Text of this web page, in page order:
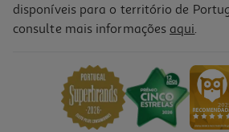
Auriculares True Wireless Qilive Q.1617
disponíveis para o território de
consulte mais informações aqui.